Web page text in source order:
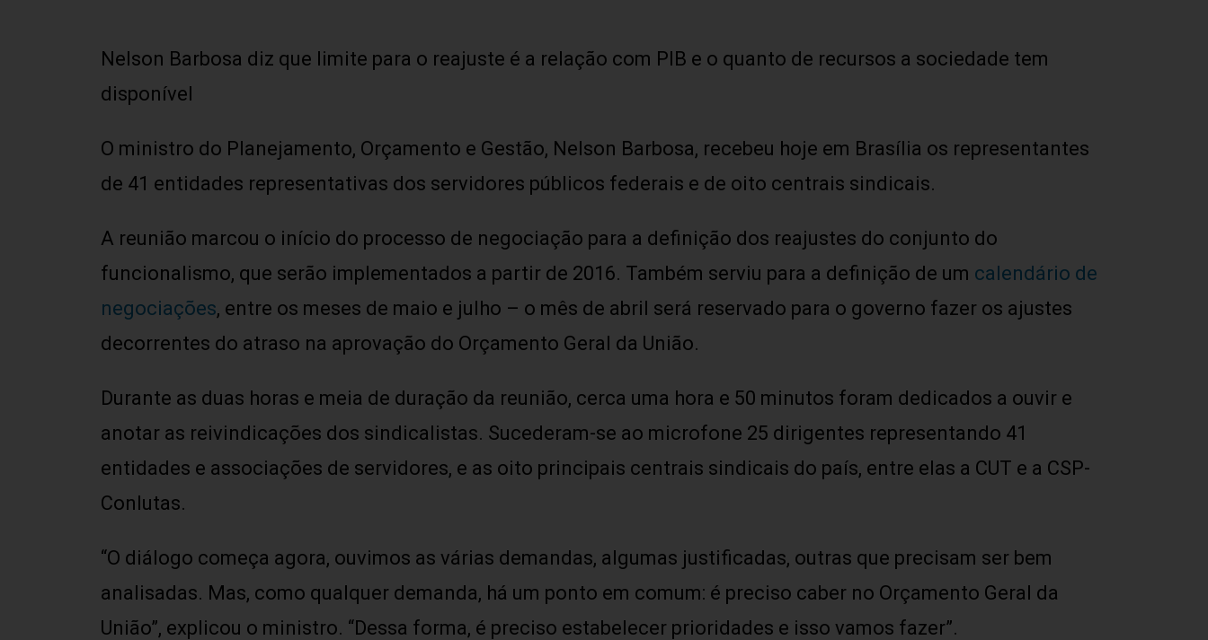
Nelson Barbosa diz que limite para o reajuste é a relação com PIB e o quanto de recursos a sociedade tem
disponível
O ministro do Planejamento, Orçamento e Gestão, Nelson Barbosa, recebeu hoje em Brasília os representantes
de 41 entidades representativas dos servidores públicos federais e de oito centrais sindicais.
A reunião marcou o início do processo de negociação para a definição dos reajustes do conjunto do
funcionalismo, que serão implementados a partir de 2016. Também serviu para a definição de um calendário de
negociações, entre os meses de maio e julho – o mês de abril será reservado para o governo fazer os ajustes
decorrentes do atraso na aprovação do Orçamento Geral da União.
Durante as duas horas e meia de duração da reunião, cerca uma hora e 50 minutos foram dedicados a ouvir e
anotar as reivindicações dos sindicalistas. Sucederam-se ao microfone 25 dirigentes representando 41
entidades e associações de servidores, e as oito principais centrais sindicais do país, entre elas a CUT e a CSP-
Conlutas.
“O diálogo começa agora, ouvimos as várias demandas, algumas justificadas, outras que precisam ser bem
analisadas. Mas, como qualquer demanda, há um ponto em comum: é preciso caber no Orçamento Geral da
União”, explicou o ministro. “Dessa forma, é preciso estabelecer prioridades e isso vamos fazer”.